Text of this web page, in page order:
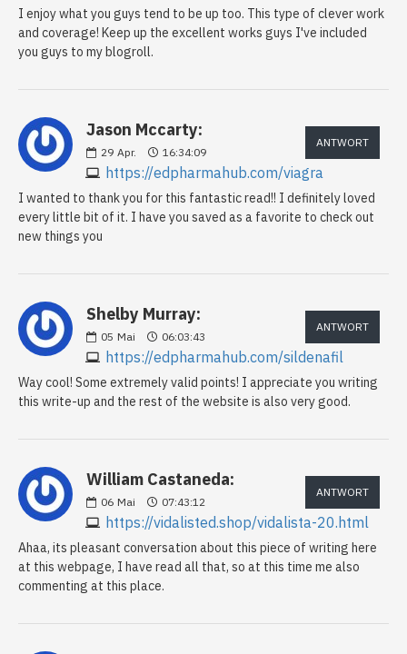
I enjoy what you guys tend to be up too. This type of clever work
and coverage! Keep up the excellent works guys I've included
you guys to my blogroll.
Jason Mccarty:
29 Apr. 16:34:09
https://edpharmahub.com/viagra
ANTWORT
I wanted to thank you for this fantastic read!! I definitely loved
every little bit of it. I have you saved as a favorite to check out
new things you
Shelby Murray:
05 Mai 06:03:43
https://edpharmahub.com/sildenafil
ANTWORT
Way cool! Some extremely valid points! I appreciate you writing
this write-up and the rest of the website is also very good.
William Castaneda:
06 Mai 07:43:12
https://vidalisted.shop/vidalista-20.html
ANTWORT
Ahaa, its pleasant conversation about this piece of writing here
at this webpage, I have read all that, so at this time me also
commenting at this place.